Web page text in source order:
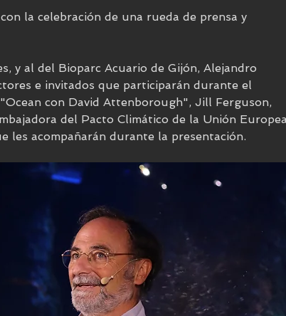
la celebración de una rueda de prensa y
y al del Bioparc Acuario de Gijón, Alejandro
e invitados que participarán durante el
con David Attenborough", Jill Ferguson,
del Pacto Climático de la Unión
les acompañarán durante la presentación.